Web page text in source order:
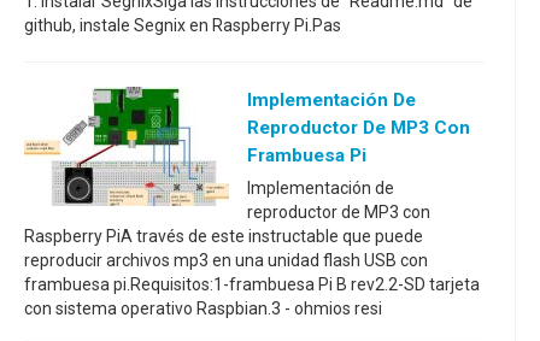
github, instale Segnix en Raspberry Pi.Pas
Implementación De
Reproductor De MP3 Con
Frambuesa Pi
Implementación de
reproductor de MP3 con
Raspberry PiA través de este instructable que puede
reproducir archivos mp3 en una unidad flash USB con
frambuesa pi.Requisitos:1-frambuesa Pi B rev2.2-SD tarjeta
con sistema operativo Raspbian.3 - ohmios resi